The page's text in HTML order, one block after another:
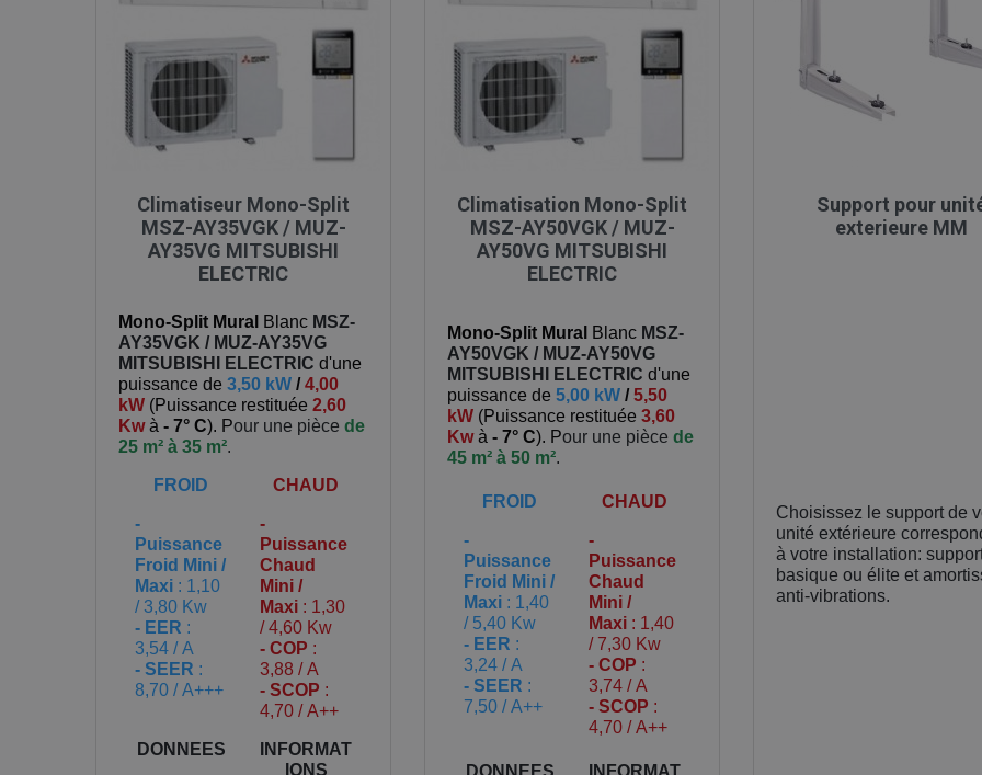
Climatiseur Mono-Split
MSZ-AY35VGK / MUZ-
AY35VG MITSUBISHI
ELECTRIC
Mono-Split Mural Blanc MSZ-
AY35VGK / MUZ-AY35VG
MITSUBISHI ELECTRIC d'une
puissance de 3,50 kW /4,00
kW (Puissance restituée 2,60
Kwà - 7° C). Pour une pièce de
25 m² à 35 m².
FROID
-
Puissance
Froid Mini /
Maxi : 1,10
/ 3,80 Kw
- EER :
3,54 / A
- SEER :
8,70 / A+++
CHAUD
-
Puissance
Chaud
Mini /
Maxi : 1,30
/ 4,60 Kw
- COP :
3,88 / A
- SCOP :
4,70 / A++
DONNEES
INFORMAT
IONS
Climatisation Mono-Split
MSZ-AY50VGK / MUZ-
AY50VG MITSUBISHI
ELECTRIC
Mono-Split Mural Blanc MSZ-
AY50VGK / MUZ-AY50VG
MITSUBISHI ELECTRIC d'une
puissance de 5,00 kW /5,50
kW (Puissance restituée 3,60
Kwà - 7° C). Pour une pièce de
45 m² à 50 m².
FROID
-
Puissance
Froid Mini /
Maxi : 1,40
/ 5,40 Kw
- EER :
3,24 / A
- SEER :
7,50 / A++
CHAUD
-
Puissance
Chaud
Mini /
Maxi : 1,40
/ 7,30 Kw
- COP :
3,74 / A
- SCOP :
4,70 / A++
Support pour
exterieure MM
Choisissez le support de
unité extérieure
à votre installation:
basique ou élite et
anti-vibrations.